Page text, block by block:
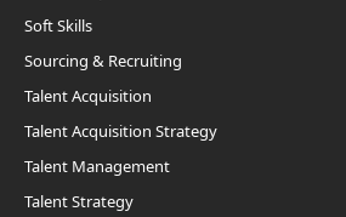
Soft Skills
Sourcing & Recruiting
Talent Acquisition
Talent Acquisition Strategy
Talent Management
Talent Strategy